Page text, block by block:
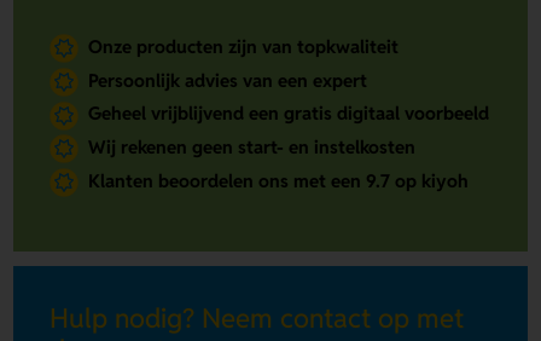
Onze producten zijn van topkwaliteit
Persoonlijk advies van een expert
Geheel vrijblijvend een gratis digitaal voorbeeld
Wij rekenen geen start- en instelkosten
Klanten beoordelen ons met een 9.7 op kiyoh
Hulp nodig? Neem contact op met